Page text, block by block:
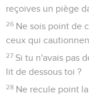
reçoives un piège
26 Ne sois point de
ceux qui
27 Si tu n'avais pas
lit de dessous toi ?
28 Ne recule point